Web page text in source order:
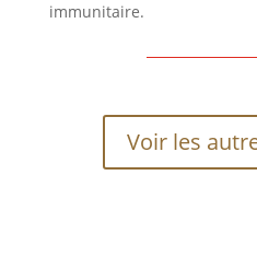
immunitaire.
Voir les